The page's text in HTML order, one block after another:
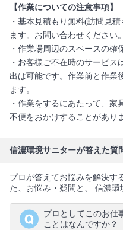
【作業についての注意事項】
・基本見積もり無料(訪問見
ます。お問い合わせください
・作業場周辺のスペースの確
・お客様ご不在時のサービ
出は可能です。作業前と作業
ます。
・作業をするにあたって、
不便をおかけすることがあり
信濃環境サニターが答えた質
プロが答えてお悩みを解決す
た、お悩み・疑問と、 信濃環
プロとしてこのお仕
ことはなんですか？